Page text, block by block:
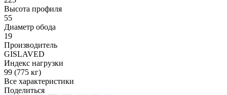
Высота профиля
55
Диаметр обода
19
Производитель
GISLAVED
Индекс нагрузки
99 (775 кг)
Все характеристики
Поделиться